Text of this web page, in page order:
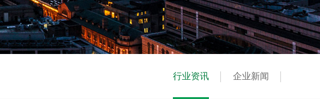
行业资讯 企业新闻